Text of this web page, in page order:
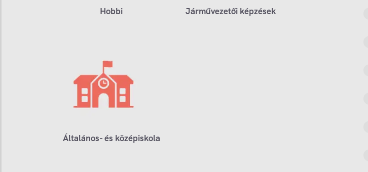
Hobbi Járművezetői képzések
Általános- és középiskola